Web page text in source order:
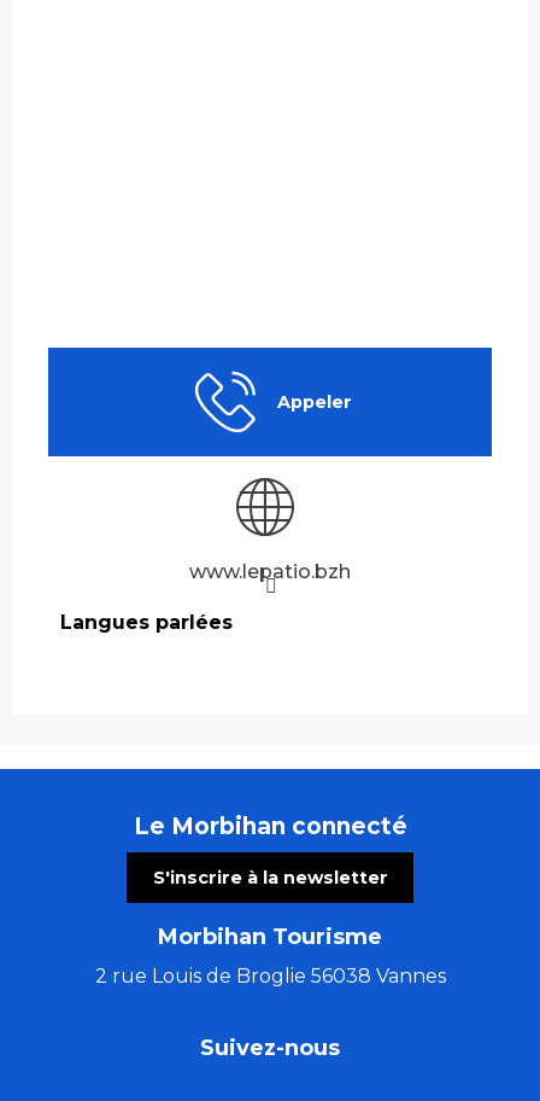
Appeler
www.lepatio.bzh
Langues parlées
Langues parlées
Le Morbihan connecté
S'inscrire à la newsletter
Morbihan Tourisme
2 rue Louis de Broglie 56038 Vannes
Suivez-nous